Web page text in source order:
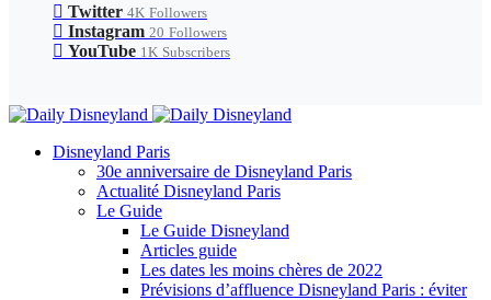
Twitter 4K Followers
Instagram 20 Followers
YouTube 1K Subscribers
Disneyland Paris
30e anniversaire de Disneyland Paris
Actualité Disneyland Paris
Le Guide
Le Guide Disneyland
Articles guide
Les dates les moins chères de 2022
Prévisions d’affluence Disneyland Paris : éviter